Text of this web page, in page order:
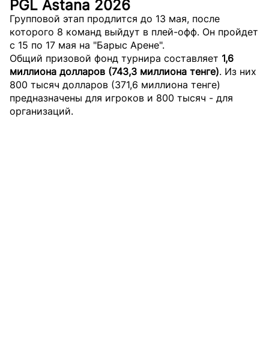
PGL Astana 2026
Групповой этап продлится до 13 мая, после
которого 8 команд выйдут в плей-офф. Он пройдет
с 15 по 17 мая на "Барыс Арене".
Общий призовой фонд турнира составляет 1,6
миллиона долларов (743,3 миллиона тенге). Из них
800 тысяч долларов (371,6 миллиона тенге)
предназначены для игроков и 800 тысяч - для
организаций.